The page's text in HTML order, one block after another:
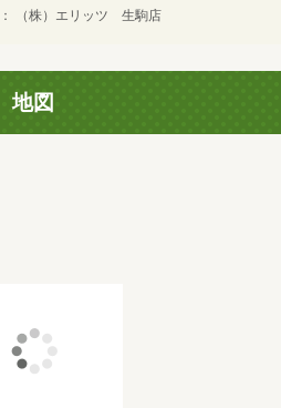
（株）エリッツ 生駒店
地図